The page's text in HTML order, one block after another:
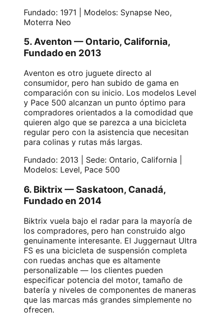
Fundado: 1971 | Modelos: Synapse Neo,
Moterra Neo
5. Aventon — Ontario, California,
Fundado en 2013
Aventon es otro juguete directo al
consumidor, pero han subido de gama en
comparación con su inicio. Los modelos Level
y Pace 500 alcanzan un punto óptimo para
compradores orientados a la comodidad que
quieren algo que se parezca a una bicicleta
regular pero con la asistencia que necesitan
para colinas y rutas más largas.
Fundado: 2013 | Sede: Ontario, California |
Modelos: Level, Pace 500
6. Biktrix — Saskatoon, Canadá,
Fundado en 2014
Biktrix vuela bajo el radar para la mayoría de
los compradores, pero han construido algo
genuinamente interesante. El Juggernaut Ultra
FS es una bicicleta de suspensión completa
con ruedas anchas que es altamente
personalizable — los clientes pueden
especificar potencia del motor, tamaño de
batería y niveles de componentes de maneras
que las marcas más grandes simplemente no
ofrecen.